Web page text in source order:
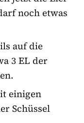
noch etwas
auf die
3 EL der
einigen
Schüssel